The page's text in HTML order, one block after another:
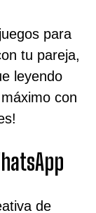
para
tu pareja,
leyendo
con
de